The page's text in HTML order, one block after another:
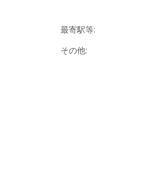
最寄駅等:
その他: